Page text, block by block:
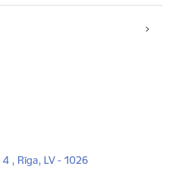
, Rīga, LV - 1026